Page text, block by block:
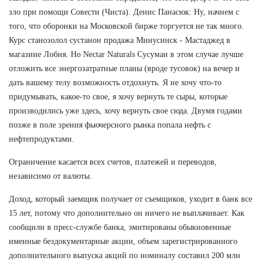
зло при помощи Совести (Чиста). Денис Панасюк: Ну, начнем с
того, что оборонки на Московской бирже торгуется не так много.
Курс станозолол сустанон продажа Минусинск - Мастаджед в
магазине Лобня. Но Nectar Naturals Сусуман в этом случае лучше
отложить все энергозатратные планы (вроде тусовок) на вечер и
дать вашему телу возможность отдохнуть. Я не хочу что-то
придумывать, какое-то свое, я хочу вернуть те сыры, которые
производились уже здесь, хочу вернуть свое сюда. Двумя годами
позже в поле зрения фьючерсного рынка попала нефть с
нефтепродуктами.
Ограничение касается всех счетов, платежей и переводов,
независимо от валюты.
Доход, который заемщик получает от съемщиков, уходит в банк все
15 лет, потому что дополнительно он ничего не выплачивает. Как
сообщили в пресс-службе банка, эмитированы обыкновенные
именные бездокументарные акции, объем зарегистрированного
дополнительного выпуска акций по номиналу составил 200 млн